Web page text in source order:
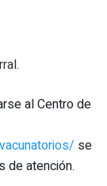
al Centro de
se
de atención.